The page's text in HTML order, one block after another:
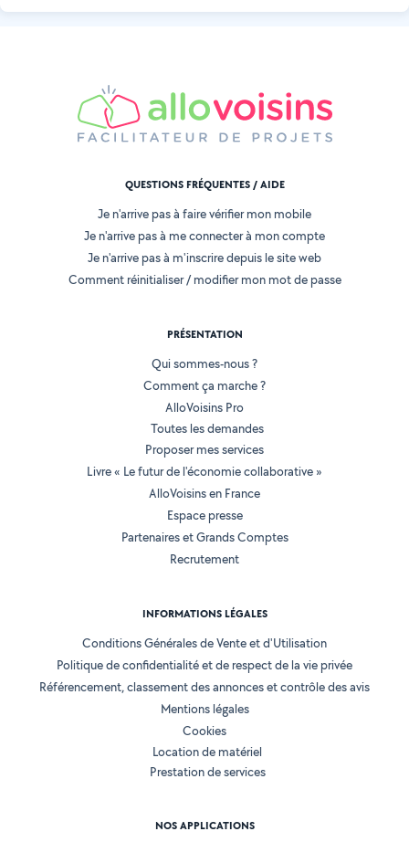
QUESTIONS FRÉQUENTES / AIDE
Je n'arrive pas à faire vérifier mon mobile
Je n'arrive pas à me connecter à mon compte
Je n'arrive pas à m'inscrire depuis le site web
Comment réinitialiser / modifier mon mot de passe
PRÉSENTATION
Qui sommes-nous ?
Comment ça marche ?
AlloVoisins Pro
Toutes les demandes
Proposer mes services
Livre « Le futur de l'économie collaborative »
AlloVoisins en France
Espace presse
Partenaires et Grands Comptes
Recrutement
INFORMATIONS LÉGALES
Conditions Générales de Vente et d'Utilisation
Politique de confidentialité et de respect de la vie privée
Référencement, classement des annonces et contrôle des avis
Mentions légales
Cookies
Location de matériel
Prestation de services
NOS APPLICATIONS